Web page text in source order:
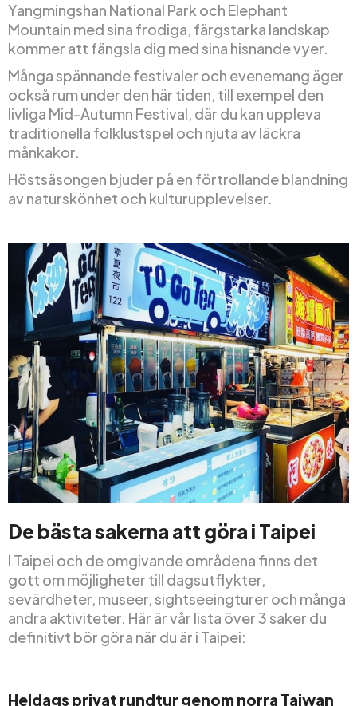
Yangmingshan National Park och Elephant
Mountain med sina frodiga, färgstarka landskap
kommer att fängsla dig med sina hisnande vyer.
Många spännande festivaler och evenemang äger
också rum under den här tiden, till exempel den
livliga Mid-Autumn Festival, där du kan uppleva
traditionella folklustspel och njuta av läckra
månkakor.
Höstsäsongen bjuder på en förtrollande blandning
av naturskönhet och kulturupplevelser.
De bästa sakerna att göra i Taipei
I Taipei och de omgivande områdena finns det
gott om möjligheter till dagsutflykter,
sevärdheter, museer, sightseeingturer och många
andra aktiviteter. Här är vår lista över 3 saker du
definitivt bör göra när du är i Taipei:
Heldags privat rundtur genom norra Taiwan